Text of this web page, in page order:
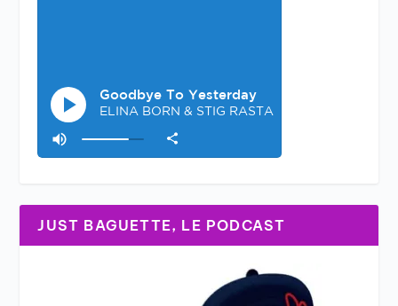
JUST BAGUETTE, LE PODCAST